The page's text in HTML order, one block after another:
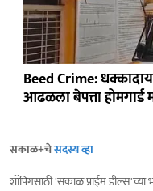
Beed Crime:
आढळला बेपत्ता
सकाळ+चेसदस्य व्हा
शॉपिंगसाठी 'सकाळ प्राईम डील्स'च्या